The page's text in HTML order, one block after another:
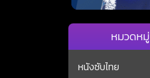
หมวดหมู่
หนังซับไทย